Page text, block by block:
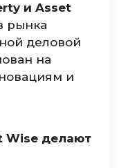
и Asset
рынка
деловой
на
и
Wise делают